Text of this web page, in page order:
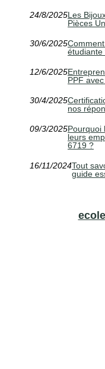
24/8/2025Les
Pièces
30/6/2025
étudiante
12/6/2025
PPF
30/4/2025
nos
09/3/2025Pourquoi
leurs
6719 ?
16/11/2024Tout
guide